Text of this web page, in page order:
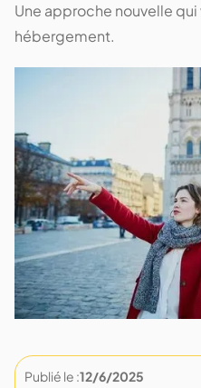
Une approche nouvelle
hébergement.
Publié le :12/6/2025